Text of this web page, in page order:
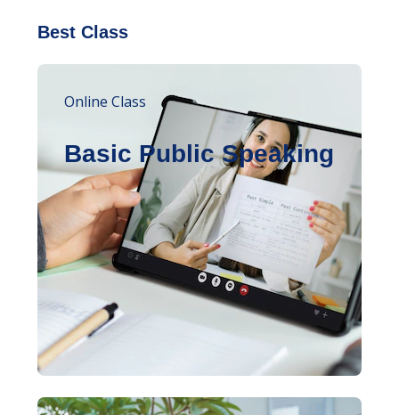
Best Class
Online Class
Basic Public Speaking